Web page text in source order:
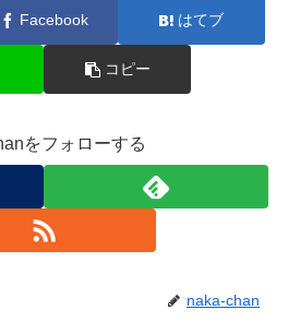
Facebook はてブ
コピー
をフォローする
naka-chan